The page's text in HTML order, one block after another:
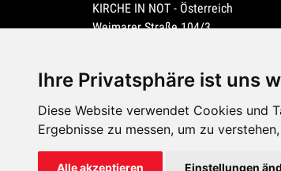
Ihre Privatsphäre ist uns
Diese Website verwendet Cookies und
Ergebnisse zu messen, um zu
Alle akzeptieren Einstellungen
KIRCHE IN NOT - Österreich
Weimarer Straße 104/3
kin@kircheinnot.at
KIN weltweit